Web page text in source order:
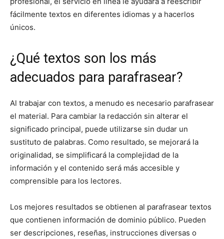
fácilmente textos en diferentes idiomas y a hacerlos
únicos.
¿Qué textos son los más
adecuados para parafrasear?
Al trabajar con textos, a menudo es necesario parafrasear
el material. Para cambiar la redacción sin alterar el
significado principal, puede utilizarse sin dudar un
sustituto de palabras. Como resultado, se mejorará la
originalidad, se simplificará la complejidad de la
información y el contenido será más accesible y
comprensible para los lectores.
Los mejores resultados se obtienen al parafrasear textos
que contienen información de dominio público. Pueden
ser descripciones, reseñas, instrucciones diversas o